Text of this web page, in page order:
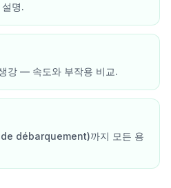
명.
강 — 속도와 부작용 비교.
débarquement)까지 모든 용